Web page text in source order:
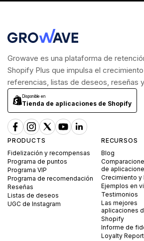
Growave es una plataforma de
Shopify Plus que impulsa el
referencias, listas de deseos, reseñas
Disponible en
Tienda de aplicaciones de Shopify
PRODUCTS
Fidelización y recompensas
Programa de puntos
Programa VIP
Programa de recomendación
Reseñas
Listas de deseos
UGC de Instagram
RECURSOS
Blog
de
Crecimiento y
Ejemplos en
Testimonios
Las mejores
aplicaciones
Shopify
Informe de
Loyalty